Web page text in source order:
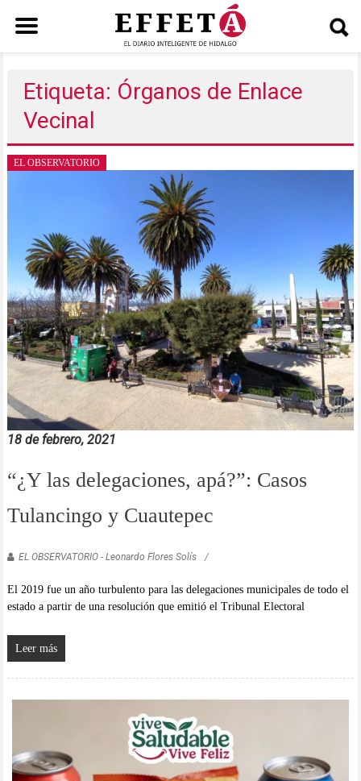
contenidoEtiqueta: Órganos de Enlace
Vecinal
EL OBSERVATORIO
18 de febrero, 2021
“¿Y las delegaciones, apá?”: Casos
Tulancingo y Cuautepec
EL OBSERVATORIO - Leonardo Flores Solís
El 2019 fue un año turbulento para las delegaciones municipales de todo el
estado a partir de una resolución que emitió el Tribunal Electoral
Leer más